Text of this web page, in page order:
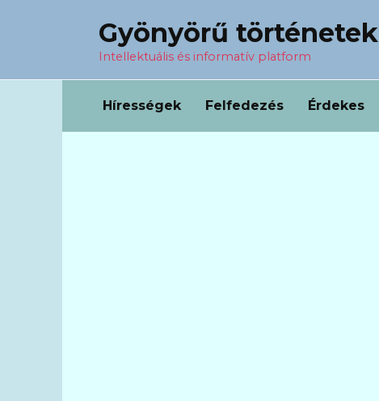
Gyönyörű történetek
Intellektuális és informatív platform
Hírességek Felfedezés Érdekes